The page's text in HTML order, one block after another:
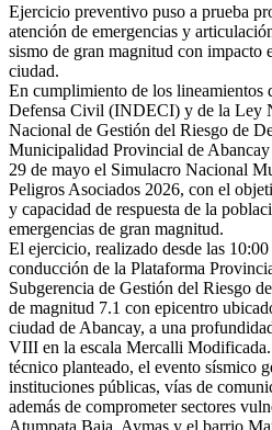
Ejercicio preventivo puso a prueba
atención de emergencias y
sismo de gran magnitud con impacto
ciudad.
En cumplimiento de los lineamientos
Defensa Civil (INDECI) y de la Ley
Nacional de Gestión del Riesgo de
Municipalidad Provincial de
29 de mayo el Simulacro Nacional
Peligros Asociados 2026, con el
y capacidad de respuesta de la
emergencias de gran magnitud.
El ejercicio, realizado desde las
conducción de la Plataforma
Subgerencia de Gestión del Riesgo
de magnitud 7.1 con epicentro
ciudad de Abancay, a una
VIII en la escala Mercalli
técnico planteado, el evento sísmico
instituciones públicas, vías de
además de comprometer sectores
Atumpata Baja, Aymas y el barrio